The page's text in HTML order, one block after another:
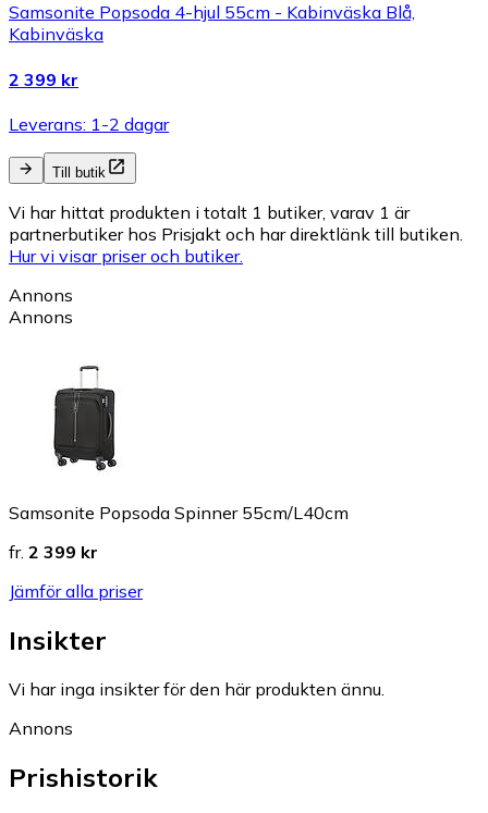
Samsonite Popsoda 4-hjul 55cm - Kabinväska Blå,
Kabinväska
2 399 kr
Leverans: 1-2 dagar
Till butik
Vi har hittat produkten i totalt 1 butiker, varav 1 är
partnerbutiker hos Prisjakt och har direktlänk till butiken.
Hur vi visar priser och butiker.
Annons
Annons
Samsonite Popsoda Spinner 55cm/L40cm
fr. 2 399 kr
Jämför alla priser
Insikter
Vi har inga insikter för den här produkten ännu.
Annons
Prishistorik